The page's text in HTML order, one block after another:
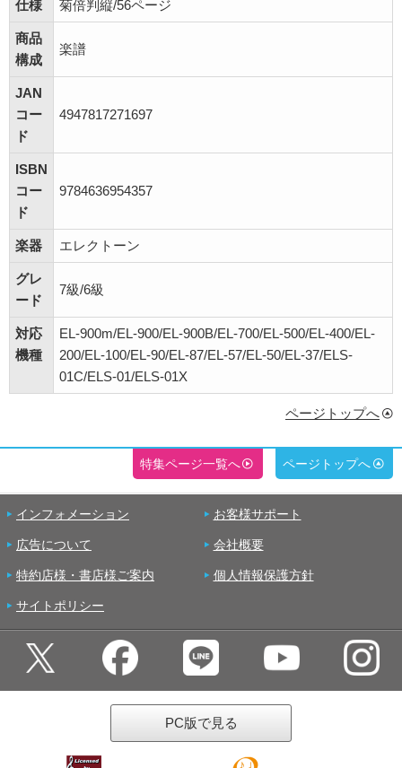
仕様 菊倍判縦/56ページ
商品
構成
楽譜
JAN
コー
ド
4947817271697
ISBN
コー
ド
9784636954357
楽器 エレクトーン
グレ
ード
7級/6級
対応
機種
EL-900m/EL-900/EL-900B/EL-700/EL-500/EL-400/EL-
200/EL-100/EL-90/EL-87/EL-57/EL-50/EL-37/ELS-
01C/ELS-01/ELS-01X
ページトップへ
特集ページ一覧へ ページトップへ
インフォメーション お客様サポート
広告について 会社概要
特約店様・書店様ご案内 個人情報保護方針
サイトポリシー
PC版で見る